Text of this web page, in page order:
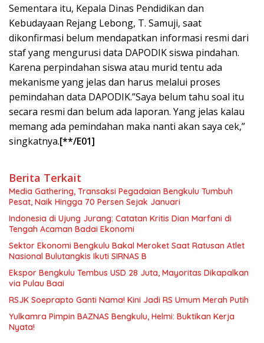
Sementara itu, Kepala Dinas Pendidikan dan
Kebudayaan Rejang Lebong, T. Samuji, saat
dikonfirmasi belum mendapatkan informasi resmi dari
staf yang mengurusi data DAPODIK siswa pindahan.
Karena perpindahan siswa atau murid tentu ada
mekanisme yang jelas dan harus melalui proses
pemindahan data DAPODIK.”Saya belum tahu soal itu
secara resmi dan belum ada laporan. Yang jelas kalau
memang ada pemindahan maka nanti akan saya cek,”
singkatnya.[**/E01]
Berita Terkait
Media Gathering, Transaksi Pegadaian Bengkulu Tumbuh
Pesat, Naik Hingga 70 Persen Sejak Januari
Indonesia di Ujung Jurang: Catatan Kritis Dian Marfani di
Tengah Acaman Badai Ekonomi
Sektor Ekonomi Bengkulu Bakal Meroket Saat Ratusan Atlet
Nasional Bulutangkis Ikuti SIRNAS B
Ekspor Bengkulu Tembus USD 28 Juta, Mayoritas Dikapalkan
via Pulau Baai
RSJK Soeprapto Ganti Nama! Kini Jadi RS Umum Merah Putih
Yulkamra Pimpin BAZNAS Bengkulu, Helmi: Buktikan Kerja
Nyata!